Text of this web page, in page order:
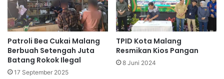
Patroli Bea Cukai Malang
Berbuah Setengah Juta
Batang Rokok Ilegal
17 September 2025
TPID Kota Malang
Resmikan Kios Pangan
8 Juni 2024